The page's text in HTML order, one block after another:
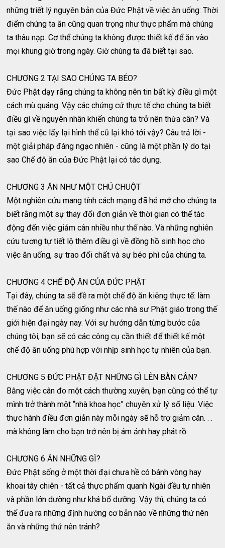
những triết lý nguyên bản của Đức Phật về việc ăn uống: Thời
điểm chúng ta ăn cũng quan trọng như thực phẩm mà chúng
ta thâu nạp. Cơ thể chúng ta không được thiết kế để ăn vào
mọi khung giờ trong ngày. Giờ chúng ta đã biết tại sao.
CHƯƠNG 2 TẠI SAO CHÚNG TA BÉO?
Đức Phật dạy rằng chúng ta không nên tin bất kỳ điều gì một
cách mù quáng. Vậy các chứng cứ thực tế cho chúng ta biết
điều gì về nguyên nhân khiến chúng ta trở nên thừa cân? Và
tại sao việc lấy lại hình thể cũ lại khó tới vậy? Câu trả lời -
một giải pháp đáng ngạc nhiên - cũng là một phần lý do tại
sao Chế độ ăn của Đức Phật lại có tác dụng.
CHƯƠNG 3 ĂN NHƯ MỘT CHÚ CHUỘT
Một nghiên cứu mang tính cách mạng đã hé mở cho chúng ta
biết rằng một sự thay đổi đơn giản về thời gian có thể tác
động đến việc giảm cân nhiều như thế nào. Và những nghiên
cứu tương tự tiết lộ thêm điều gì về đồng hồ sinh học cho
việc ăn uống, sự trao đổi chất và sự béo phì của chúng ta.
CHƯƠNG 4 CHẾ ĐỘ ĂN CỦA ĐỨC PHẬT
Tại đây, chúng ta sẽ đề ra một chế độ ăn kiêng thực tế: làm
thế nào để ăn uống giống như các nhà sư Phật giáo trong thế
giới hiện đại ngày nay. Với sự hướng dẫn từng bước của
chúng tôi, bạn sẽ có các công cụ cần thiết để thiết kế một
chế độ ăn uống phù hợp với nhịp sinh học tự nhiên của bạn.
CHƯƠNG 5 ĐỨC PHẬT ĐẶT NHỮNG GÌ LÊN BÀN CÂN?
Bằng việc cân đo một cách thường xuyên, bạn cũng có thể tự
mình trở thành một “nhà khoa học” chuyên xử lý số liệu. Việc
thực hành điều đơn giản này mỗi ngày sẽ hỗ trợ giảm cân. . .
mà không làm cho bạn trở nên bị ám ảnh hay phát rồ.
CHƯƠNG 6 ĂN NHỮNG GÌ?
Đức Phật sống ở một thời đại chưa hề có bánh vòng hay
khoai tây chiên - tất cả thực phẩm quanh Ngài đều tự nhiên
và phần lớn dường như khá bổ dưỡng. Vậy thì, chúng ta có
thể đưa ra những định hướng cơ bản nào về những thứ nên
ăn và những thứ nên tránh?